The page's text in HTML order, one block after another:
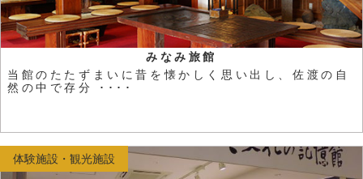
みなみ旅館
当館のたたずまいに昔を懐かしく思い出し、佐渡の自
然の中で存分 ････
体験施設・観光施設